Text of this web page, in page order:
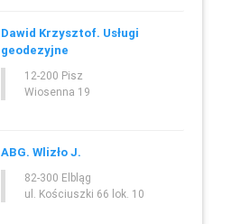
Dawid Krzysztof. Usługi
geodezyjne
12-200 Pisz
Wiosenna 19
ABG. Wlizło J.
82-300 Elbląg
ul. Kościuszki 66 lok. 10